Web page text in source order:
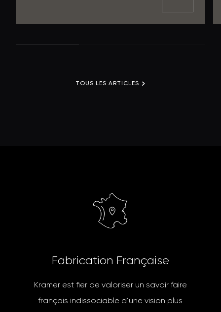
TOUS LES ARTICLES
Fa brication Française
Kramer est fier de valoriser un savoir faire
français indissociable d’une vision plus